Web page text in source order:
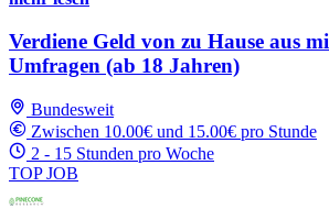
Verdiene Geld von zu Hause aus
Umfragen (ab 18 Jahren)
Bundesweit
Zwischen 10.00€ und 15.00€ pro Stunde
2 - 15 Stunden pro Woche
TOP JOB